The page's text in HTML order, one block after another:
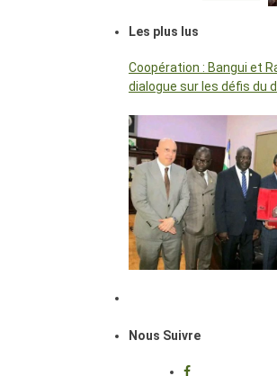
Les plus lus
Coopération : Bangui et
dialogue sur les défis du
Nous Suivre